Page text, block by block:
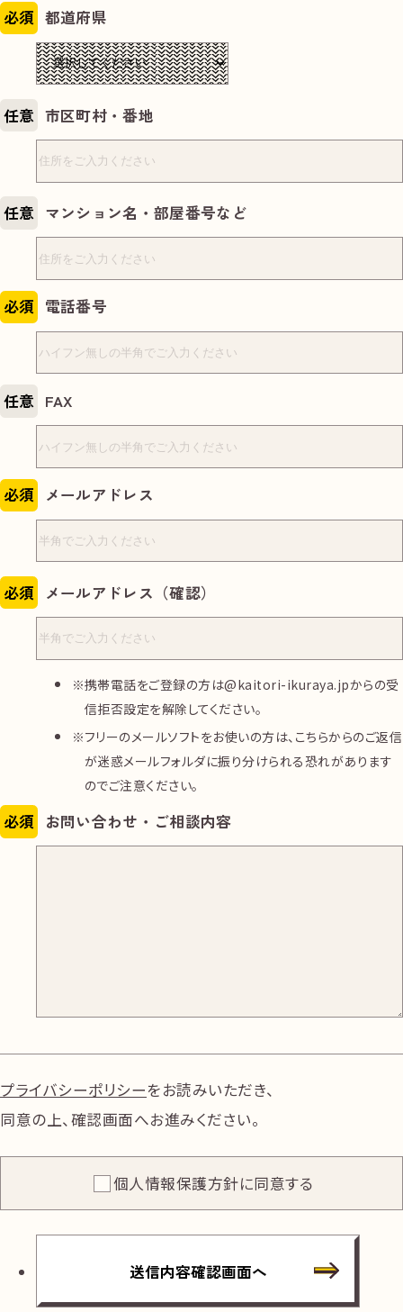
必須 都道府県
任意 市区町村・番地
任意 マンション名・部屋番号など
必須 電話番号
任意 FAX
必須 メールアドレス
必須 メールアドレス（確認）
携帯電話をご登録の方は@kaitori-ikuraya.jpからの受
信拒否設定を解除してください。
フリーのメールソフトをお使いの方は、こちらからのご返信
が迷惑メールフォルダに振り分けられる恐れがあります
のでご注意ください。
必須 お問い合わせ・ご相談内容
プライバシーポリシーをお読みいただき、
同意の上、確認画面へお進みください。
個人情報保護方針に同意する
送信内容確認画面へ